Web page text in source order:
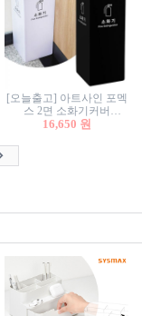
[오늘출고] 아트사인 포멕
스 2면 소화기커버
1470/1471/소화기커버/소
함/소화기거치대/소화기
16,650 원